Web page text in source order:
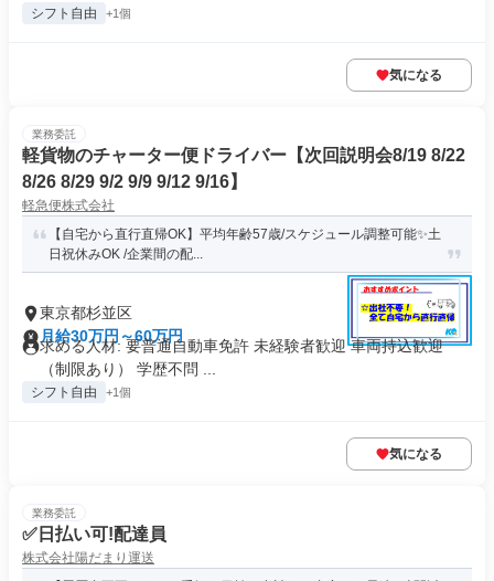
シフト自由 +1個
気になる
業務委託
軽貨物のチャーター便ドライバー【次回説明会8/19 8/22
8/26 8/29 9/2 9/9 9/12 9/16】
軽急便株式会社
【自宅から直行直帰OK】平均年齢57歳/スケジュール調整可能✨土
日祝休みOK /企業間の配...
東京都杉並区
月給30万円～60万円
求める人材: 要普通自動車免許 未経験者歓迎 車両持込歓迎
（制限あり） 学歴不問 ...
シフト自由 +1個
気になる
業務委託
✅日払い可!配達員
株式会社陽だまり運送